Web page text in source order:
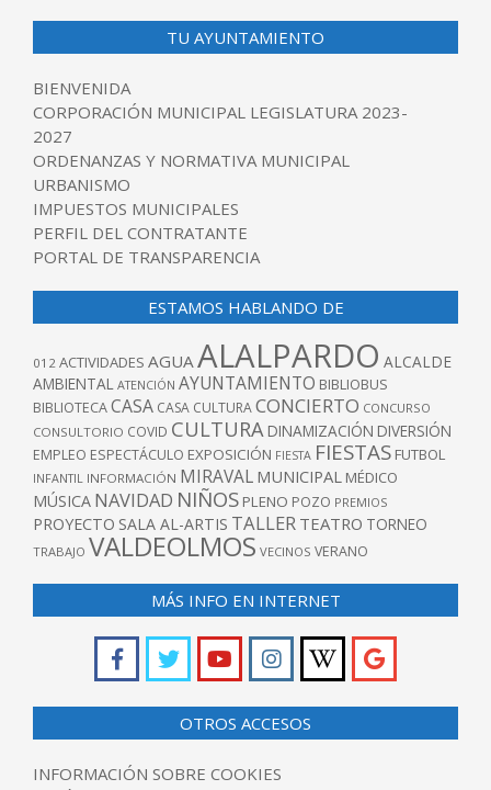
TU AYUNTAMIENTO
BIENVENIDA
CORPORACIÓN MUNICIPAL LEGISLATURA 2023-
2027
ORDENANZAS Y NORMATIVA MUNICIPAL
URBANISMO
IMPUESTOS MUNICIPALES
PERFIL DEL CONTRATANTE
PORTAL DE TRANSPARENCIA
ESTAMOS HABLANDO DE
012 ACTIVIDADES AGUAALALPARDO ALCALDE
AMBIENTAL ATENCIÓN AYUNTAMIENTO BIBLIOBUS
BIBLIOTECACASA CASA CULTURACONCIERTO CONCURSO
CONSULTORIO COVID CULTURA DINAMIZACIÓN DIVERSIÓN
EMPLEO ESPECTÁCULO EXPOSICIÓN FIESTA FIESTAS FUTBOL
INFANTIL INFORMACIÓN MIRAVAL MUNICIPAL MÉDICO
MÚSICA NAVIDAD NIÑOS PLENO POZO PREMIOS
PROYECTO SALA AL-ARTIS TALLER TEATRO TORNEO
TRABAJO VALDEOLMOS VECINOS VERANO
MÁS INFO EN INTERNET
OTROS ACCESOS
INFORMACIÓN SOBRE COOKIES